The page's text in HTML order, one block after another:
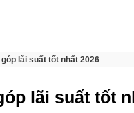
lãi suất tốt nhất 2026
lãi suất tốt